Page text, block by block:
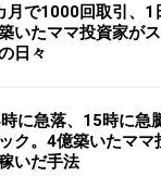
正機器、地磁気
す。同社の精密セ
が多く、アンドロ
います。アップル
が好調なら同社の
月で1000回取引、
いたママ投資家が
日々
に急落、15時に急
ク。4億築いたマ
いだ手法